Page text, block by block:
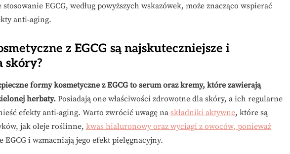
EGCG, według powyższych wskazówek, może znacząco wspierać
anti-aging.
z EGCG są najskuteczniejsze i
skóry?
formy kosmetyczne z EGCG to serum oraz kremy, które zawierają
herbaty. Posiadają one właściwości zdrowotne dla skóry, a ich regularne
efekty anti-aging. Warto zwrócić uwagę na składniki aktywne, które są
jak oleje roślinne, kwas hialuronowy oraz wyciągi z owoców, ponieważ
EGCG i wzmacniają jego efekt pielęgnacyjny.